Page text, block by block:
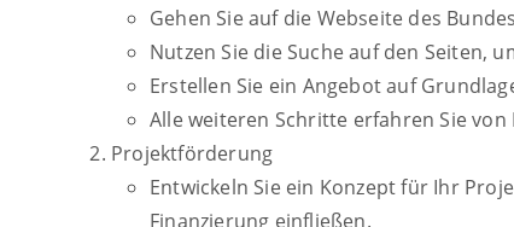
Gehen Sie auf die Webseite des
Nutzen Sie die Suche auf den Seiten,
Erstellen Sie ein Angebot auf
Alle weiteren Schritte erfahren Sie
Projektförderung
Entwickeln Sie ein Konzept für Ihr
Finanzierung einfließen.